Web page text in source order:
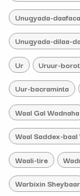
Unugyada-
Unugyada-dilaa-
Ur Uruur-
Uur-bacraminta
Waal Gal Wadnaha
Waal Saddex-baal
Waali-tire
Warbixin Sheybaar